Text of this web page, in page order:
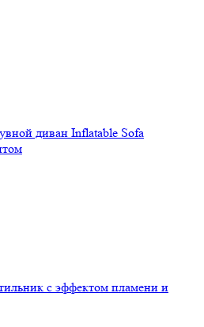
диван Inflatable Sofa
с эффектом пламени и